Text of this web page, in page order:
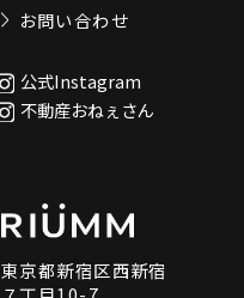
お問い合わせ
公式Instagram
不動産おねぇさん
東京都新宿区西新宿